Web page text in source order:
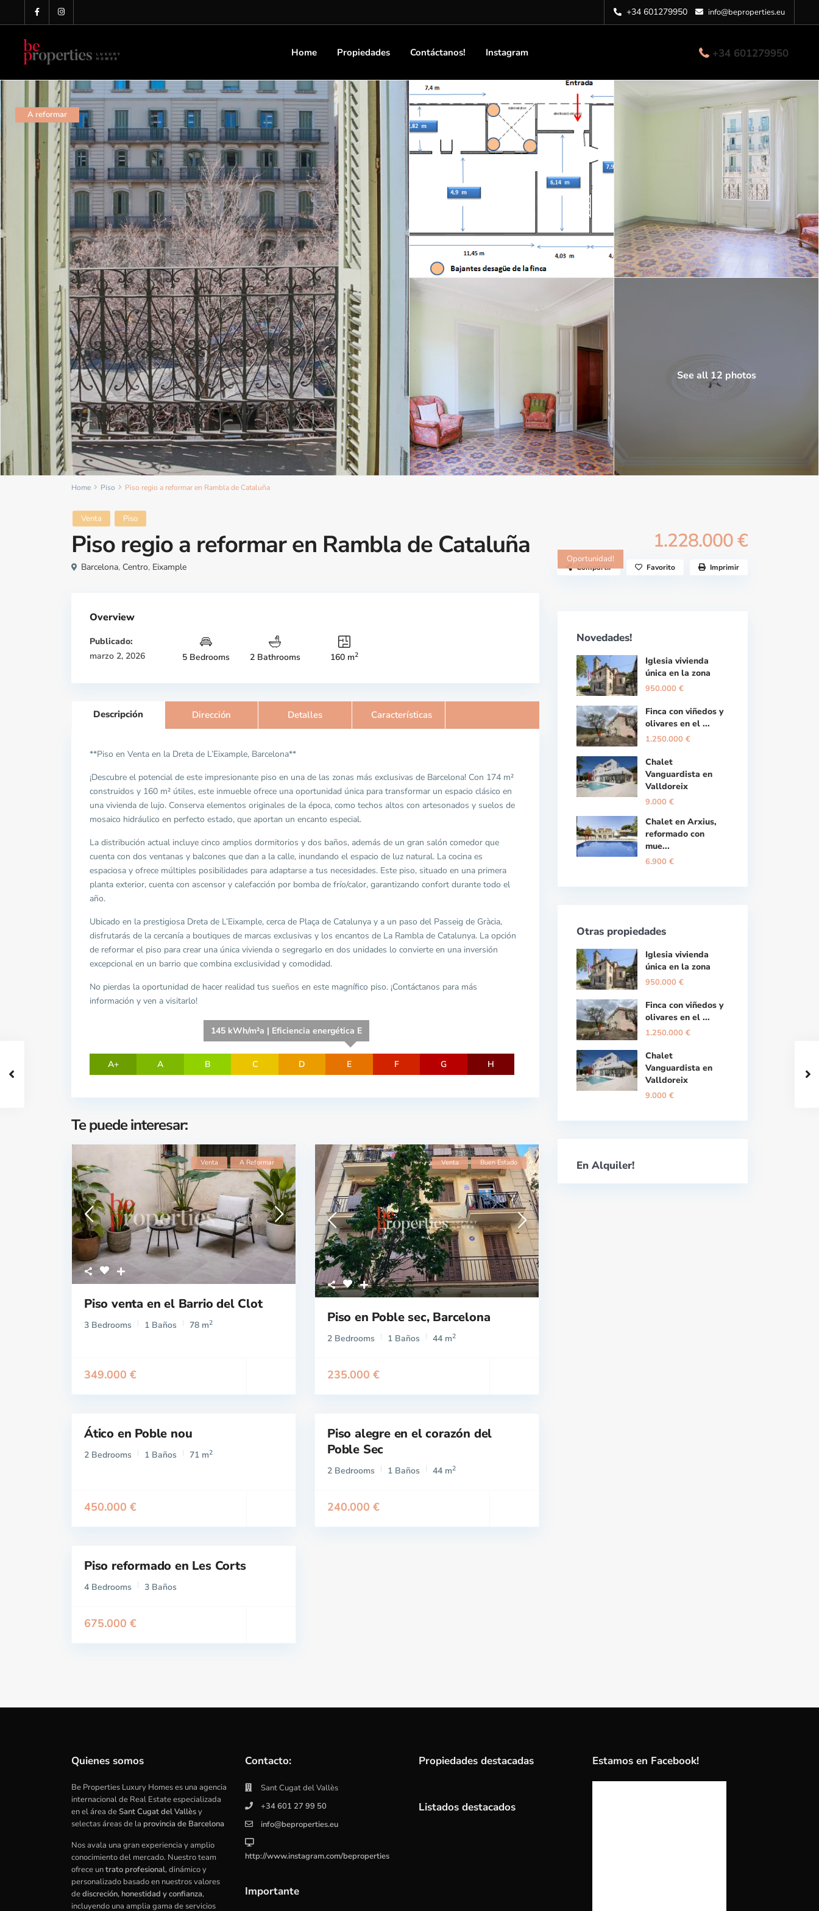
+34 601279950 info@beproperties.eu
+34 601279950
Home Propiedades Contáctanos! Instagram
A reformar
See all 12 photos
Home Piso Piso regio a reformar en Rambla de Cataluña
Venta Piso
Piso regio a reformar en Rambla de Cataluña 1.228.000 €
Barcelona, Centro, Eixample Compartir Favorito Imprimir
Overview
Publicado:
marzo 2, 2026
5 Bedrooms 2 Bathrooms 160 m2
Descripción Dirección Detalles Características
**Piso en Venta en la Dreta de L’Eixample, Barcelona**
¡Descubre el potencial de este impresionante piso en una de las zonas más exclusivas de Barcelona! Con 174 m²
construidos y 160 m² útiles, este inmueble ofrece una oportunidad única para transformar un espacio clásico en
una vivienda de lujo. Conserva elementos originales de la época, como techos altos con artesonados y suelos de
mosaico hidráulico en perfecto estado, que aportan un encanto especial.
La distribución actual incluye cinco amplios dormitorios y dos baños, además de un gran salón comedor que
cuenta con dos ventanas y balcones que dan a la calle, inundando el espacio de luz natural. La cocina es
espaciosa y ofrece múltiples posibilidades para adaptarse a tus necesidades. Este piso, situado en una primera
planta exterior, cuenta con ascensor y calefacción por bomba de frío/calor, garantizando confort durante todo el
año.
Ubicado en la prestigiosa Dreta de L’Eixample, cerca de Plaça de Catalunya y a un paso del Passeig de Gràcia,
disfrutarás de la cercanía a boutiques de marcas exclusivas y los encantos de La Rambla de Catalunya. La opción
de reformar el piso para crear una única vivienda o segregarlo en dos unidades lo convierte en una inversión
excepcional en un barrio que combina exclusividad y comodidad.
No pierdas la oportunidad de hacer realidad tus sueños en este magnífico piso. ¡Contáctanos para más
información y ven a visitarlo!
A+ A B C D
145 kWh/m²a | Eficiencia energética E
E F G H
Te puede interesar:
Venta A Reformar
Piso venta en el Barrio del Clot
3 Bedrooms 1 Baños 78 m2
349.000 €
Venta Buen Estado
Piso en Poble sec, Barcelona
2 Bedrooms 1 Baños 44 m2
235.000 €
Ático en Poble nou
2 Bedrooms 1 Baños 71 m2
450.000 €
Piso alegre en el corazón del
Poble Sec
2 Bedrooms 1 Baños 44 m2
240.000 €
Piso reformado en Les Corts
4 Bedrooms 3 Baños
675.000 €
Oportunidad!
Novedades!
Iglesia vivienda
única en la zona
950.000 €
Finca con viñedos y
olivares en el ...
1.250.000 €
Chalet
Vanguardista en
Valldoreix
9.000 €
Chalet en Arxius,
reformado con
mue...
6.900 €
Otras propiedades
Iglesia vivienda
única en la zona
950.000 €
Finca con viñedos y
olivares en el ...
1.250.000 €
Chalet
Vanguardista en
Valldoreix
9.000 €
En Alquiler!
Quienes somos
Be Properties Luxury Homes es una agencia
internacional de Real Estate especializada
en el área deSant Cugat del Vallèsy
selectas áreas de la provincia de Barcelona
Nos avala una gran experiencia y amplio
conocimiento del mercado. Nuestro team
ofrece untrato profesional, dinámico y
personalizado basado en nuestros valores
dediscreción, honestidad y confianza,
incluyendo una amplia gama de servicios
Contacto:
Sant Cugat del Vallès
+34 601 27 99 50
info@beproperties.eu
http://www.instagram.com/beproperties
Importante
Propiedades destacadas
Listados destacados
Estamos en Facebook!